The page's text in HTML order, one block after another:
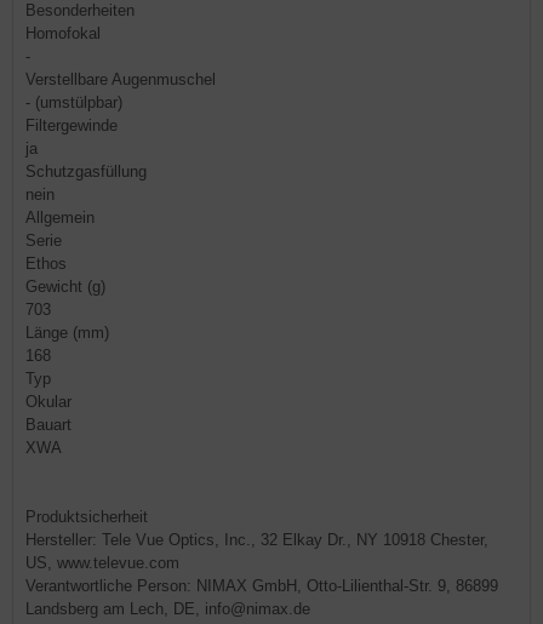
Besonderheiten
Homofokal
-
Verstellbare Augenmuschel
- (umstülpbar)
Filtergewinde
ja
Schutzgasfüllung
nein
Allgemein
Serie
Ethos
Gewicht (g)
703
Länge (mm)
168
Typ
Okular
Bauart
XWA
Produktsicherheit
Hersteller: Tele Vue Optics, Inc., 32 Elkay Dr., NY 10918 Chester,
US, www.televue.com
Verantwortliche Person: NIMAX GmbH, Otto-Lilienthal-Str. 9, 86899
Landsberg am Lech, DE, info@nimax.de